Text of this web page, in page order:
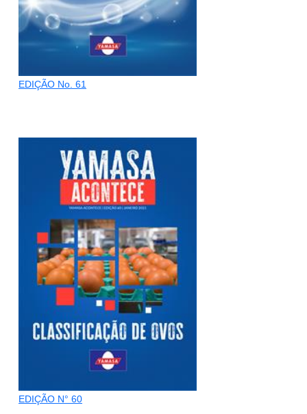
EDIÇÃO No. 61
EDIÇÃO N° 60